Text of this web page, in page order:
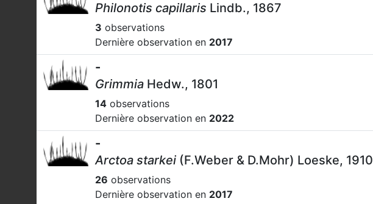
Philonotis capillaris Lindb., 1867
3 observations
Dernière observation en 2017
-
Grimmia Hedw., 1801
14 observations
Dernière observation en 2022
-
Arctoa starkei (F.Weber & D.Mohr) Loeske, 1910
26 observations
Dernière observation en 2017